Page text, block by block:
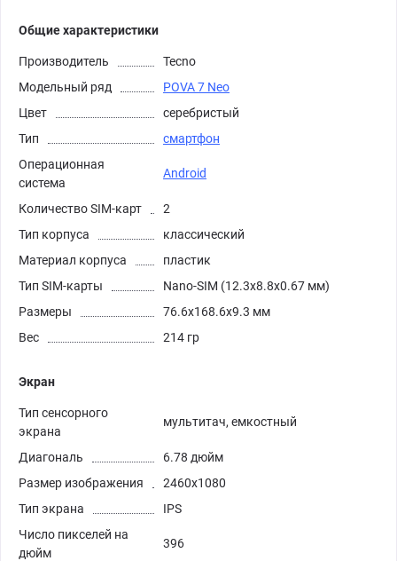
Общие характеристики
Производитель
Tecno
Модельный ряд
POVA 7 Neo
Цвет
серебристый
Тип
смартфон
Операционная
система
Android
Количество SIM-карт
2
Тип корпуса
классический
Материал корпуса
пластик
Тип SIM-карты
Nano-SIM (12.3x8.8x0.67 мм)
Размеры
76.6x168.6x9.3 мм
Вес
214 гр
Экран
Тип сенсорного
экрана
мультитач, емкостный
Диагональ
6.78 дюйм
Размер изображения
2460x1080
Тип экрана
IPS
Число пикселей на
дюйм
396